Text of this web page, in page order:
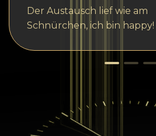
Der Austausch lief wie am
Schnürchen, ich bin happy!